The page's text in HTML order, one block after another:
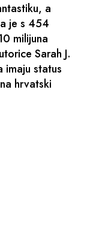
a
je s 454
milijuna
Sarah J.
status
hrvatski